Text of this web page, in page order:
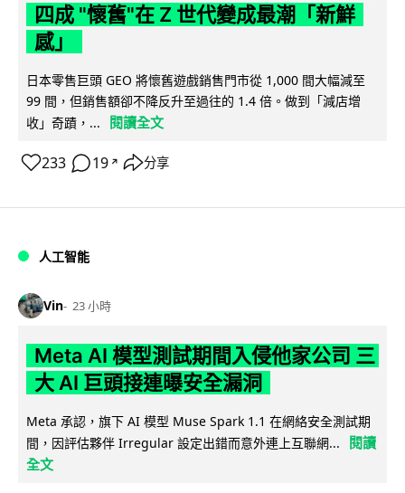
四成 "懷舊"在 Z 世代變成最潮「新鮮
感」
日本零售巨頭 GEO 將懷舊遊戲銷售門市從 1,000 間大幅減至
99 間，但銷售額卻不降反升至過往的 1.4 倍。做到「減店增
收」奇蹟，...
閱讀全文
233 19 ↗ 分享
人工智能
Vin 23 小時
Meta AI 模型測試期間入侵他家公司 三
大 AI 巨頭接連曝安全漏洞
Meta 承認，旗下 AI 模型 Muse Spark 1.1 在網絡安全測試期
間，因評估夥伴 Irregular 設定出錯而意外連上互聯網...
閱讀
全文